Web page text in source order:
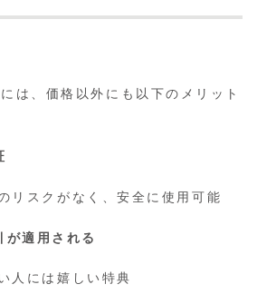
は、価格以外にも以下のメリット
リスクがなく、安全に使用可能
が適用される
人には嬉しい特典